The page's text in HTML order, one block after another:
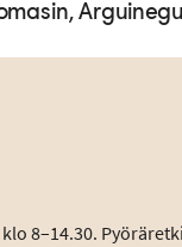
8–14.30.